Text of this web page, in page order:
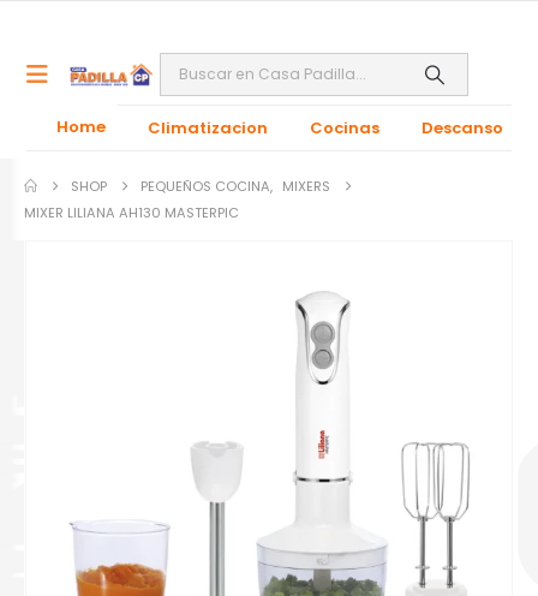
Home Climatizacion Cocinas Descanso
SHOP PEQUEÑOS COCINA, MIXERS
MIXER LILIANA AH130 MASTERPIC